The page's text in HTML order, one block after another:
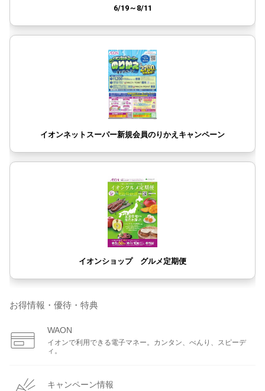
お得情報・優待・特典
WAON
イオンで利用できる電子マネー。カンタン、べんり、スピーデ
ィ。
キャンペーン情報